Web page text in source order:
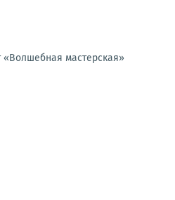
«Волшебная мастерская»